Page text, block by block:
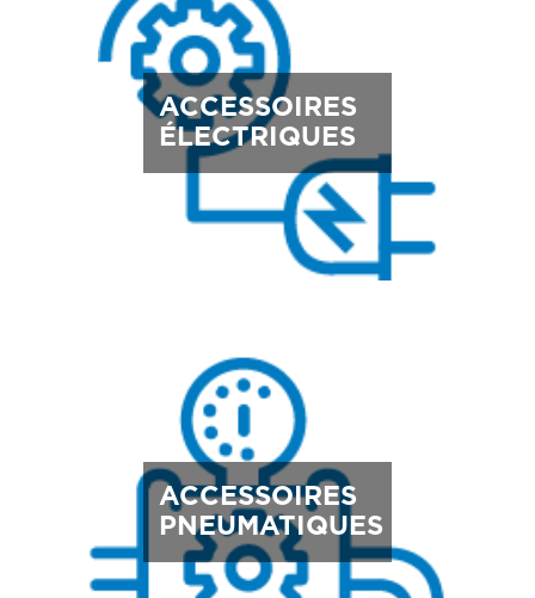
ACCESSOIRES
ÉLECTRIQUES
ACCESSOIRES
PNEUMATIQUES